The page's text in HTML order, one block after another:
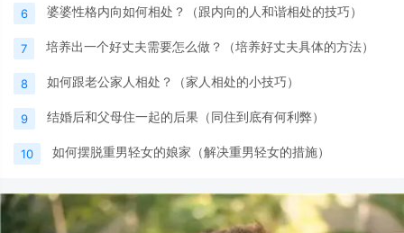
6 婆婆性格内向如何相处？（跟内向的人和谐相处的技巧）
7 培养出一个好丈夫需要怎么做？（培养好丈夫具体的方法）
8 如何跟老公家人相处？（家人相处的小技巧）
9 结婚后和父母住一起的后果（同住到底有何利弊）
10 如何摆脱重男轻女的娘家（解决重男轻女的措施）